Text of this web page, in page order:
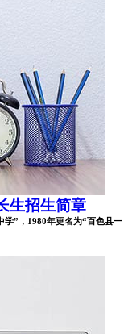
生招生简章
学”，1980年更名为“百色县一